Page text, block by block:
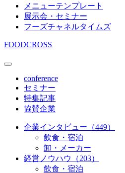
メニューテンプレート
展示会・セミナー
フーズチャネルタイムズ
FOODCROSS
conference
セミナー
特集記事
協賛企業
企業インタビュー（449）
飲食・宿泊
卸・メーカー
経営ノウハウ（203）
飲食・宿泊